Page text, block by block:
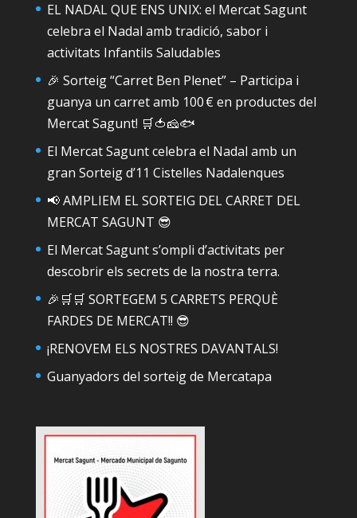
EL NADAL QUE ENS UNIX: el Mercat Sagunt
celebra el Nadal amb tradició, sabor i
activitats Infantils Saludables
🎉 Sorteig “Carret Ben Plenet” – Participa i
guanya un carret amb 100 € en productes del
Mercat Sagunt! 🛒🍅🧀🐟
El Mercat Sagunt celebra el Nadal amb un
gran Sorteig d’11 Cistelles Nadalenques
📢 AMPLIEM EL SORTEIG DEL CARRET DEL
MERCAT SAGUNT 😎
El Mercat Sagunt s’ompli d’activitats per
descobrir els secrets de la nostra terra.
🎉🛒🛒 SORTEGEM 5 CARRETS PERQUÈ
FARDES DE MERCAT!! 😎
¡RENOVEM ELS NOSTRES DAVANTALS!
Guanyadors del sorteig de Mercatapa